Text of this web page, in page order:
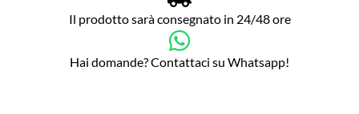
Il prodotto sarà consegnato in 24/48 ore
Hai domande? Contattaci su Whatsapp!